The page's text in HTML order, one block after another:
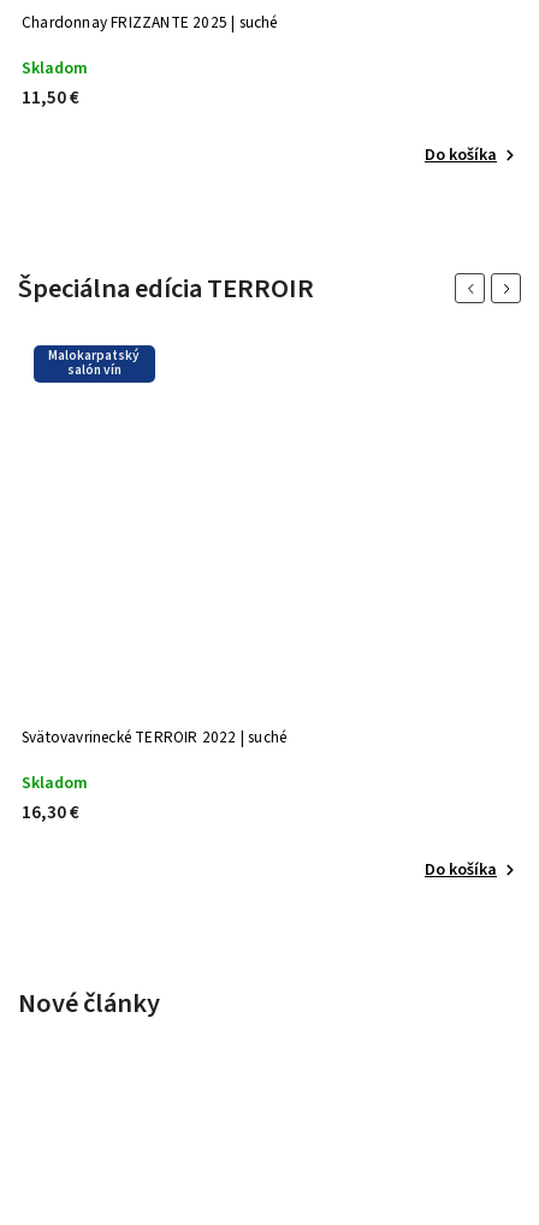
Chardonnay FRIZZANTE 2025 | suché
Skladom
11,50 €
Do košíka
Špeciálna edícia TERROIR Previous
Malokarpatský
salón vín
Svätovavrinecké TERROIR 2022 | suché
Skladom
16,30 €
Do košíka
Next
Nové články